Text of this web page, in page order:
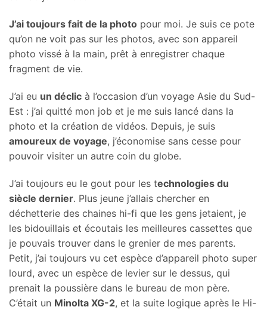
J’ai toujours fait de la photo pour moi. Je suis ce pote
qu’on ne voit pas sur les photos, avec son appareil
photo vissé à la main, prêt à enregistrer chaque
fragment de vie.
J’ai eu un déclic à l’occasion d’un voyage Asie du Sud-
Est : j’ai quitté mon job et je me suis lancé dans la
photo et la création de vidéos. Depuis, je suis
amoureux de voyage, j’économise sans cesse pour
pouvoir visiter un autre coin du globe.
J’ai toujours eu le gout pour les technologies du
siècle dernier. Plus jeune j’allais chercher en
déchetterie des chaines hi-fi que les gens jetaient, je
les bidouillais et écoutais les meilleures cassettes que
je pouvais trouver dans le grenier de mes parents.
Petit, j’ai toujours vu cet espèce d’appareil photo super
lourd, avec un espèce de levier sur le dessus, qui
prenait la poussière dans le bureau de mon père.
C’était un Minolta XG-2, et la suite logique après le Hi-